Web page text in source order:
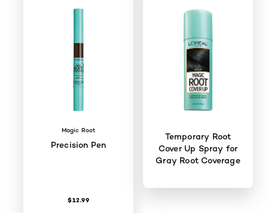
Magic Root
Precision Pen
$12.99
Temporary Root
Cover Up Spray for
Gray Root Coverage